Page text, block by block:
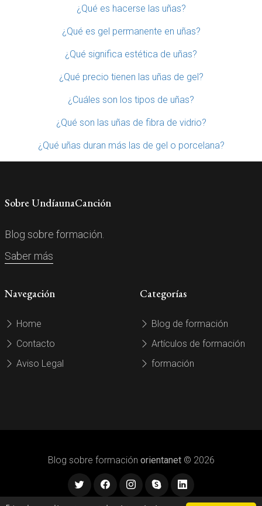
¿Qué es hacerse las uñas?
¿Qué es gel permanente en uñas?
¿Qué significa estética de uñas?
¿Qué precio tienen las uñas de gel?
¿Cuáles son los tipos de uñas?
¿Qué son las uñas de fibra de vidrio?
¿Qué uñas duran más las de gel o porcelana?
Sobre UndíaunaCanción
Blog sobre formación.
Saber más
Navegación
Home
Contacto
Aviso Legal
Categorías
Blog de formación
Artículos de formación
formación
Blog sobre formación orientanet© 2026